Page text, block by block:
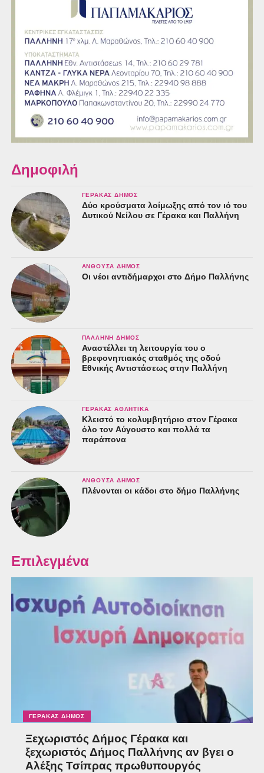
Δημοφιλή
ΓΈΡΑΚΑΣ ΔΉΜΟΣ
Δύο κρούσματα λοίμωξης από τον ιό του
Δυτικού Νείλου σε Γέρακα και Παλλήνη
ΑΝΘΟΎΣΑ ΔΉΜΟΣ
Οι νέοι αντιδήμαρχοι στο Δήμο Παλλήνης
ΠΑΛΛΉΝΗ ΔΉΜΟΣ
Αναστέλλει τη λειτουργία του ο
βρεφονηπιακός σταθμός της οδού
Εθνικής Αντιστάσεως στην Παλλήνη
ΓΈΡΑΚΑΣ ΑΘΛΗΤΙΚΆ
Κλειστό το κολυμβητήριο στον Γέρακα
όλο τον Αύγουστο και πολλά τα
παράπονα
ΑΝΘΟΎΣΑ ΔΉΜΟΣ
Πλένονται οι κάδοι στο δήμο Παλλήνης
Επιλεγμένα
ΓΈΡΑΚΑΣ ΔΉΜΟΣ
Ξεχωριστός Δήμος Γέρακα και
ξεχωριστός Δήμος Παλλήνης αν βγει ο
Αλέξης Τσίπρας πρωθυπουργός